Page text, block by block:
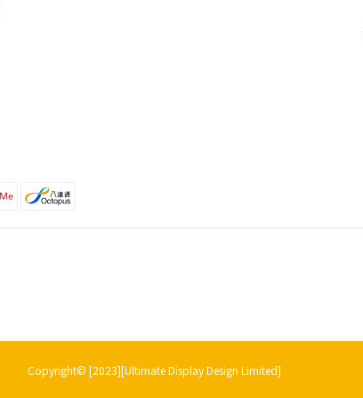
Copyright© [2023][Ultimate Display Design Limited]